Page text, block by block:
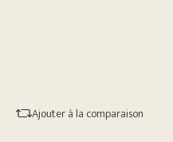
Ajouter à la comparaison